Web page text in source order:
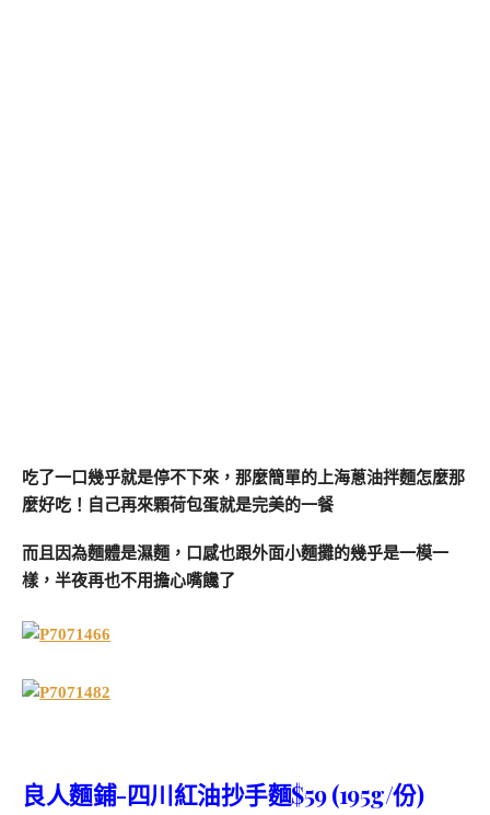
吃了一口幾乎就是停不下來，那麼簡單的上海蔥油拌麵怎麼那
麼好吃！自己再來顆荷包蛋就是完美的一餐
而且因為麵體是濕麵，口感也跟外面小麵攤的幾乎是一模一
樣，半夜再也不用擔心嘴饞了
良人麵鋪-四川紅油抄手麵$59(195g/份)